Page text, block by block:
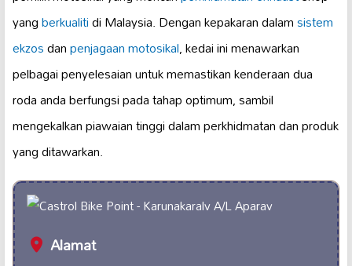
yangberkualitidi Malaysia. Dengan kepakaran dalamsistem
ekzosdanpenjagaan motosikal, kedai ini menawarkan
pelbagai penyelesaian untuk memastikan kenderaan dua
roda anda berfungsi pada tahap optimum, sambil
mengekalkan piawaian tinggi dalam perkhidmatan dan produk
yang ditawarkan.
Alamat